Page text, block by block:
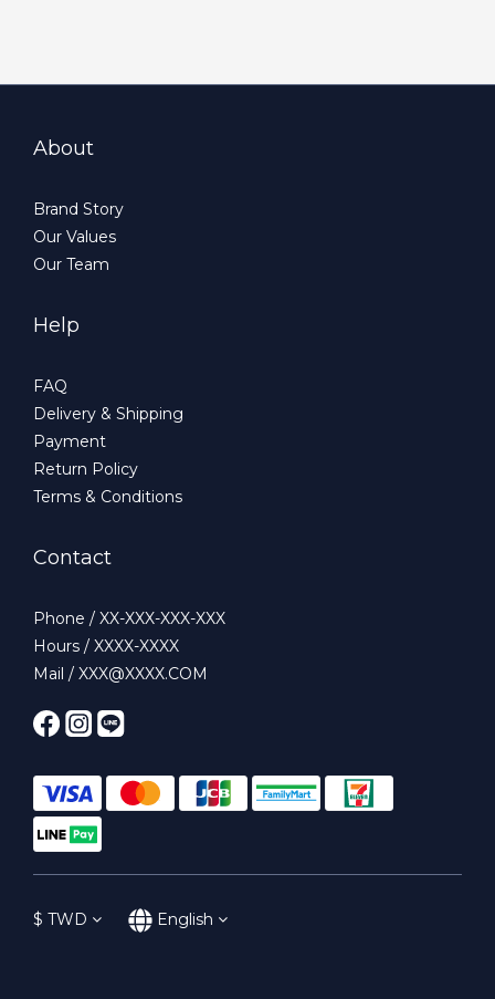
About
Brand Story
Our Values
Our Team
Help
FAQ
Delivery & Shipping
Payment
Return Policy
Terms & Conditions
Contact
Phone / XX-XXX-XXX-XXX
Hours / XXXX-XXXX
Mail / XXX@XXXX.COM
$ TWD English